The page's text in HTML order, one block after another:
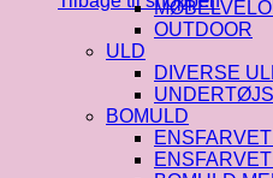
OUTDOOR
ULD
DIVERSE
BOMULD